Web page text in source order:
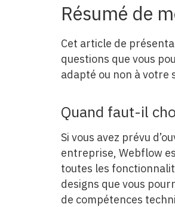
Résumé de
Cet article de
questions que vous
adapté ou non à votre
Quand faut-il
Si vous avez prévu
entreprise, Webflow
toutes les
designs que vous
de compétences